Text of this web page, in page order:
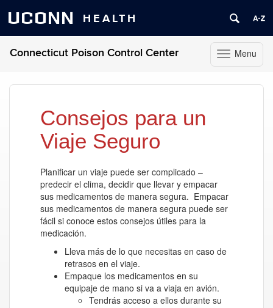
UCONN HEALTH
Toggle
navigation
Menu
Connecticut Poison Control Center
Consejos para un
Viaje Seguro
Planificar un viaje puede ser complicado –
predecir el clima, decidir que llevar y empacar
sus medicamentos de manera segura. Empacar
sus medicamentos de manera segura puede ser
fácil si conoce estos consejos útiles para la
medicación.
Lleva más de lo que necesitas en caso de
retrasos en el viaje.
Empaque los medicamentos en su
equipaje de mano si va a viaja en avión.
Tendrás acceso a ellos durante su